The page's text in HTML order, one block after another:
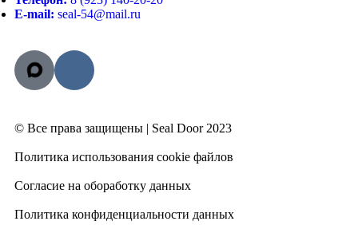
E-mail: seal-54@mail.ru
© Все права защищены | Seal Door 2023
Политика использования cookie файлов
Согласие на обоработку данных
Политика конфиденциальности данных